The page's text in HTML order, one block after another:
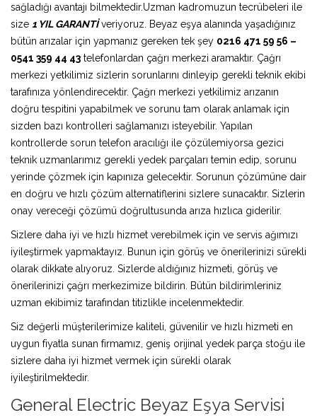
sağladığı avantajı bilmektedir.Uzman kadromuzun tecrübeleri ile
size 1 YIL GARANTİveriyoruz. Beyaz eşya alanında yaşadığınız
bütün arızalar için yapmanız gereken tek şey 0216 471 59 56 –
0541 359 44 43 telefonlardan çağrı merkezi aramaktır. Çağrı
merkezi yetkilimiz sizlerin sorunlarını dinleyip gerekli teknik ekibi
tarafınıza yönlendirecektir. Çağrı merkezi yetkilimiz arızanın
doğru tespitini yapabilmek ve sorunu tam olarak anlamak için
sizden bazı kontrolleri sağlamanızı isteyebilir. Yapılan
kontrollerde sorun telefon aracılığı ile çözülemiyorsa gezici
teknik uzmanlarımız gerekli yedek parçaları temin edip, sorunu
yerinde çözmek için kapınıza gelecektir. Sorunun çözümüne dair
en doğru ve hızlı çözüm alternatiflerini sizlere sunacaktır. Sizlerin
onay vereceği çözümü doğrultusunda arıza hızlıca giderilir.
Sizlere daha iyi ve hızlı hizmet verebilmek için ve servis ağımızı
iyileştirmek yapmaktayız. Bunun için görüş ve önerilerinizi sürekli
olarak dikkate alıyoruz. Sizlerde aldığınız hizmeti, görüş ve
önerilerinizi çağrı merkezimize bildirin. Bütün bildirimleriniz
uzman ekibimiz tarafından titizlikle incelenmektedir.
Siz değerli müşterilerimize kaliteli, güvenilir ve hızlı hizmeti en
uygun fiyatla sunan firmamız, geniş orijinal yedek parça stoğu ile
sizlere daha iyi hizmet vermek için sürekli olarak
iyileştirilmektedir.
General Electric Beyaz Eşya Servisi